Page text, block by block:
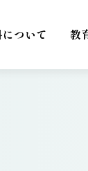
ついて 教